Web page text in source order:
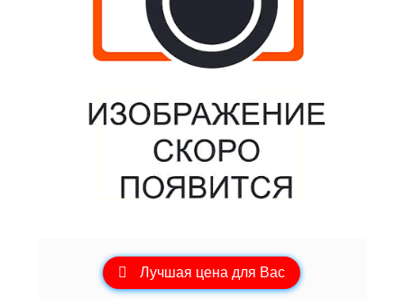
Лучшая цена для Вас